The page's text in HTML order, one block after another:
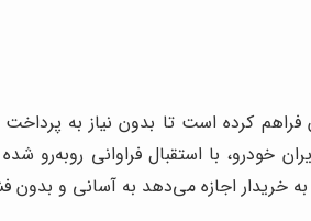
فراهم کرده است تا بدون نیاز به
عنوان یکی از مدل‌های پرفروش ایران خودرو، با
خریدار اجازه می‌دهد به آسانی و بدون